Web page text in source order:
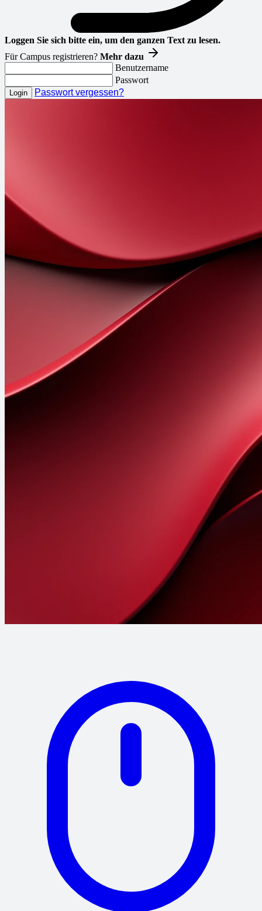
Loggen Sie sich bitte ein, um den ganzen Text zu lesen.
Für Campus registrieren? Mehr dazu
Benutzername
Passwort
Passwort vergessen?